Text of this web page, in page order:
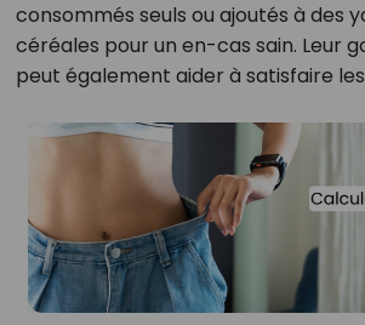
consommés seuls ou ajoutés à des
céréales pour un en-cas sain. Leur
peut également aider à satisfaire